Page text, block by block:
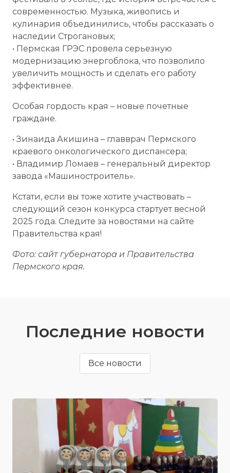
современностью. Музыка, живопись и
кулинария объединились, чтобы рассказать о
наследии Строгановых;
• Пермская ГРЭС провела серьезную
модернизацию энергоблока, что позволило
увеличить мощность и сделать его работу
эффективнее.
Особая гордость края – новые почетные
граждане.
• Зинаида Акишина – главврач Пермского
краевого онкологического диспансера;
• Владимир Ломаев – генеральный директор
завода «Машиностроитель».
Кстати, если вы тоже хотите участвовать –
следующий сезон конкурса стартует весной
2025 года. Следите за новостями на сайте
Правительства края!
Фото: сайт губернатора и Правительства
Пермского края.
Последние новости
Все новости